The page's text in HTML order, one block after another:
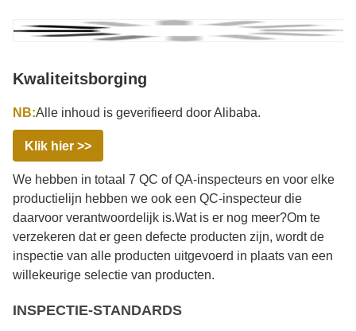
Kwaliteitsborging
NB:Alle inhoud is geverifieerd door Alibaba.
Klik hier >>
We hebben in totaal 7 QC of QA-inspecteurs en voor elke
productielijn hebben we ook een QC-inspecteur die
daarvoor verantwoordelijk is.Wat is er nog meer?Om te
verzekeren dat er geen defecte producten zijn, wordt de
inspectie van alle producten uitgevoerd in plaats van een
willekeurige selectie van producten.
INSPECTIE-STANDARDS